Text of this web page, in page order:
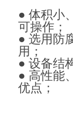
● 体积小
可操作；
● 选用防
用；
● 设备结
● 高性能
优点；